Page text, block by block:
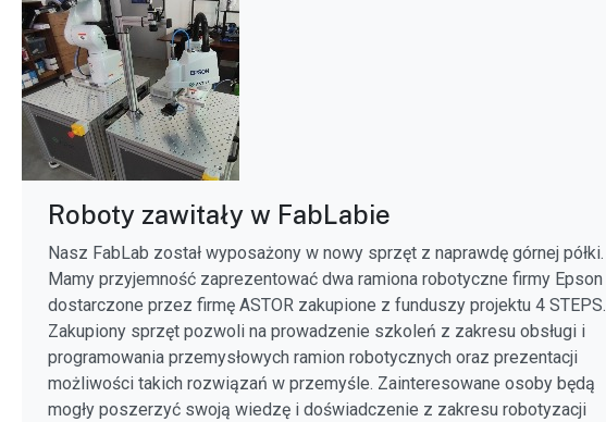
Roboty zawitały w FabLabie
Nasz FabLab został wyposażony w nowy sprzęt z naprawdę górnej półki.
Mamy przyjemność zaprezentować dwa ramiona robotyczne firmy Epson
dostarczone przez firmę ASTOR zakupione z funduszy projektu 4 STEPS.
Zakupiony sprzęt pozwoli na prowadzenie szkoleń z zakresu obsługi i
programowania przemysłowych ramion robotycznych oraz prezentacji
możliwości takich rozwiązań w przemyśle. Zainteresowane osoby będą
mogły poszerzyć swoją wiedzę i doświadczenie z zakresu robotyzacji